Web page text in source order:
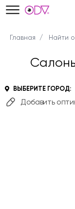
Главная Найти
ВЫБЕРИТЕ ГОРОД:
Добавить